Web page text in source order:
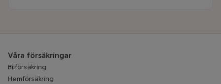
Våra försäkringar
Bilförsäkring
Hemförsäkring